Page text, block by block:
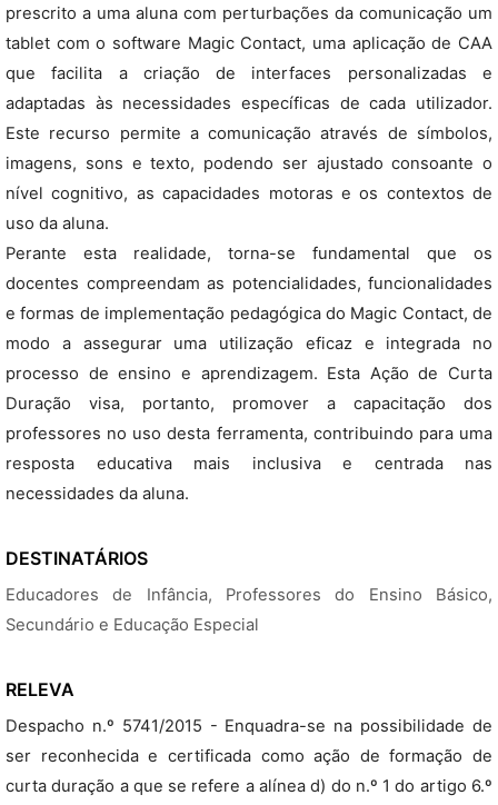
prescrito a uma aluna com perturbações da comunicação um
tablet com o software Magic Contact, uma aplicação de CAA
que facilita a criação de interfaces personalizadas e
adaptadas às necessidades específicas de cada utilizador.
Este recurso permite a comunicação através de símbolos,
imagens, sons e texto, podendo ser ajustado consoante o
nível cognitivo, as capacidades motoras e os contextos de
uso da aluna.
Perante esta realidade, torna-se fundamental que os
docentes compreendam as potencialidades, funcionalidades
e formas de implementação pedagógica do Magic Contact, de
modo a assegurar uma utilização eficaz e integrada no
processo de ensino e aprendizagem. Esta Ação de Curta
Duração visa, portanto, promover a capacitação dos
professores no uso desta ferramenta, contribuindo para uma
resposta educativa mais inclusiva e centrada nas
necessidades da aluna.
DESTINATÁRIOS
Educadores de Infância, Professores do Ensino Básico,
Secundário e Educação Especial
RELEVA
Despacho n.º 5741/2015 - Enquadra-se na possibilidade de
ser reconhecida e certificada como ação de formação de
curta duração a que se refere a alínea d) do n.º 1 do artigo 6.º